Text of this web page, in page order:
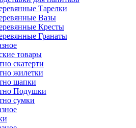
Тарелки
Вазы
Кресты
Гранаты
товары
скатерти
жилетки
шапки
Подушки
сумки